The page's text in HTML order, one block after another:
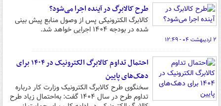
طرح کالابرگ در آینده اجرا می‌شود؟
کالابرگ الکترونیکی پس از وصول منابع پیش بینی
شده در بودجه ۱۴۰۴ اجرایی خواهد شد.
۲ اردیبهشت ۰۴ - ۱۲:۴۹
احتمال تداوم کالابرگ الکترونیک در ۱۴۰۴ برای
دهک‌های پایین
سخنگوی طرح کالابرگ الکترونیک وزارت کار درباره
تداوم طرح در سال ۱۴۰۴ گفت: به‌احتمال زیاد طرح